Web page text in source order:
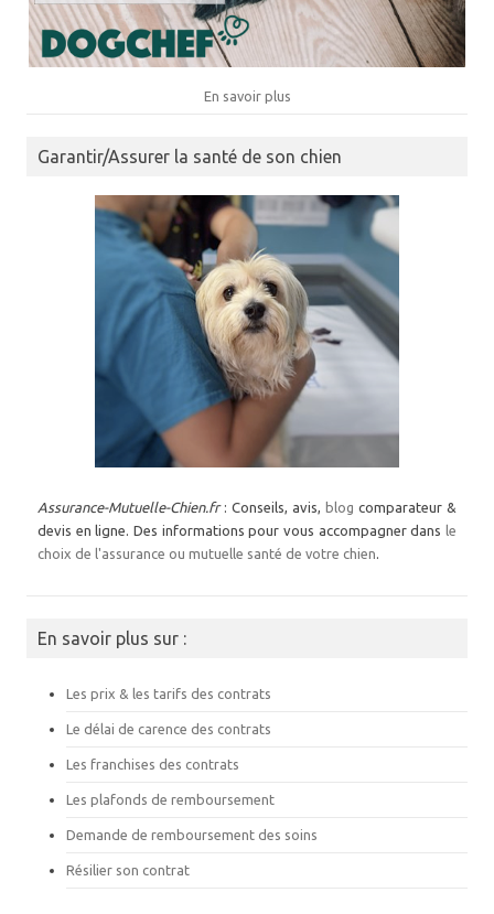
En savoir plus
Garantir/Assurer la santé de son chien
Assurance-Mutuelle-Chien.fr: Conseils, avis, blog comparateur &
devis en ligne. Des informations pour vous accompagner dans le
choix de l'assurance ou mutuelle santé de votre chien.
En savoir plus sur :
Les prix & les tarifs des contrats
Le délai de carence des contrats
Les franchises des contrats
Les plafonds de remboursement
Demande de remboursement des soins
Résilier son contrat